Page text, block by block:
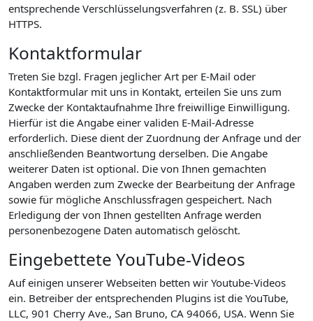
entsprechende Verschlüsselungsverfahren (z. B. SSL) über
HTTPS.
Kontaktformular
Treten Sie bzgl. Fragen jeglicher Art per E-Mail oder
Kontaktformular mit uns in Kontakt, erteilen Sie uns zum
Zwecke der Kontaktaufnahme Ihre freiwillige Einwilligung.
Hierfür ist die Angabe einer validen E-Mail-Adresse
erforderlich. Diese dient der Zuordnung der Anfrage und der
anschließenden Beantwortung derselben. Die Angabe
weiterer Daten ist optional. Die von Ihnen gemachten
Angaben werden zum Zwecke der Bearbeitung der Anfrage
sowie für mögliche Anschlussfragen gespeichert. Nach
Erledigung der von Ihnen gestellten Anfrage werden
personenbezogene Daten automatisch gelöscht.
Eingebettete YouTube-Videos
Auf einigen unserer Webseiten betten wir Youtube-Videos
ein. Betreiber der entsprechenden Plugins ist die YouTube,
LLC, 901 Cherry Ave., San Bruno, CA 94066, USA. Wenn Sie